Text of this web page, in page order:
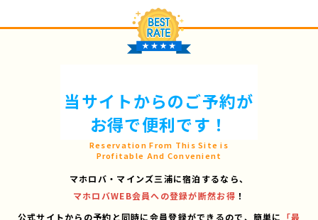
当サイトからのご予約が
お得で便利です！
Reservation From This Site is
Profitable And Convenient
マホロバ・マインズ三浦に宿泊するなら、
マホロバWEB会員への登録が断然お得 ！
公式サイトからの予約と同時に会員登録ができるので、 簡単に 「最